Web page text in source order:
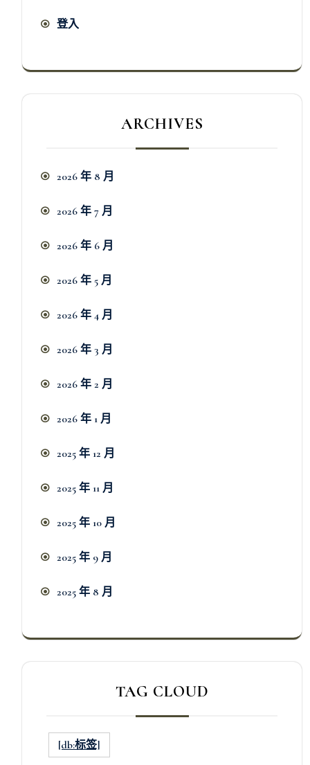
登入
ARCHIVES
2026 年 8 月
2026 年 7 月
2026 年 6 月
2026 年 5 月
2026 年 4 月
2026 年 3 月
2026 年 2 月
2026 年 1 月
2025 年 12 月
2025 年 11 月
2025 年 10 月
2025 年 9 月
2025 年 8 月
TAG CLOUD
[db:标签]